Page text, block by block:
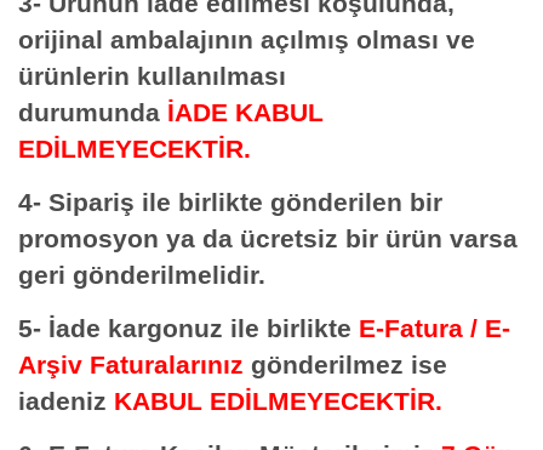
orijinal ambalajının açılmış olması ve
ürünlerin kullanılması
durumunda İADE KABUL
EDİLMEYECEKTİR.
4- Sipariş ile birlikte gönderilen bir
promosyon ya da ücretsiz bir ürün varsa
geri gönderilmelidir.
5- İade kargonuz ile birlikte E-Fatura / E-
Arşiv Faturalarınız gönderilmez ise
iadeniz KABUL EDİLMEYECEKTİR.